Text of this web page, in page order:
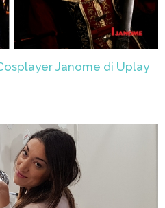
Janome di Uplay